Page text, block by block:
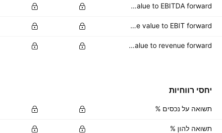
Enterprise value to EBITDA forward
Enterprise value to EBIT forward
Enterprise value to revenue forward
יחסי רווחיות
תשואה על נכסים %
תשואה להון %